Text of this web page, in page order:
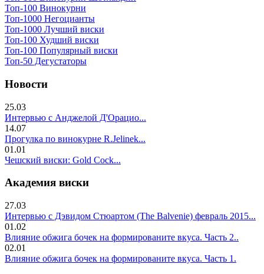
Топ-100 Винокурни
Топ-1000 Негоцианты
Топ-1000 Лучший виски
Топ-100 Худший виски
Топ-100 Популярный виски
Топ-50 Дегустаторы
Новости
25.03
Интервью с Анджелой Д'Орацио...
14.07
Прогулка по винокурне R.Jelinek...
01.01
Чешский виски: Gold Cock...
Академия виски
27.03
Интервью с Дэвидом Стюартом (The Balvenie) февраль 2015...
01.02
Влияние обжига бочек на формированите вкуса. Часть 2..
02.01
Влияние обжига бочек на формированите вкуса. Часть 1.